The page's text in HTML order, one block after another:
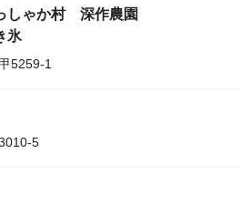
ゃか村 深作農園
氷
5259-1
5